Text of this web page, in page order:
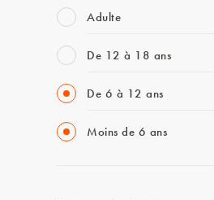
Adulte
De 12 à 18 ans
De 6 à 12 ans
Moins de 6 ans